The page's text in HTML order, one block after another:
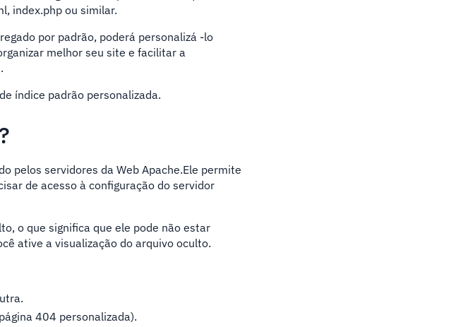
index.php ou similar.
por padrão, poderá personalizá -lo
melhor seu site e facilitar a
índice padrão personalizada.
pelos servidores da Web Apache.Ele permite
de acesso à configuração do servidor
o que significa que ele pode não estar
ative a visualização do arquivo oculto.
404 personalizada).